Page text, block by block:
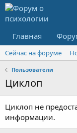
Главная
Сейчас на форуме
Пользователи
Циклоп
Циклоп не
информации.